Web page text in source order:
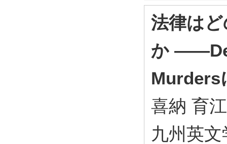
法律は
か
Murders
喜納 育江
九州英